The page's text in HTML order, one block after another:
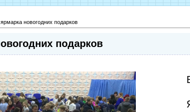
новогодних подарков
подарков